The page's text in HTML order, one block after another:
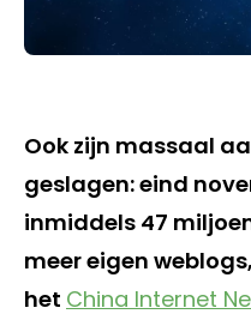
Ook zijn massaal
geslagen: eind
inmiddels 47
meer eigen
het China Internet